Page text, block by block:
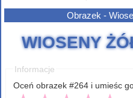
Obrazek -
WIOSENY
Informacje
Oceń obrazek #264 i umieśc